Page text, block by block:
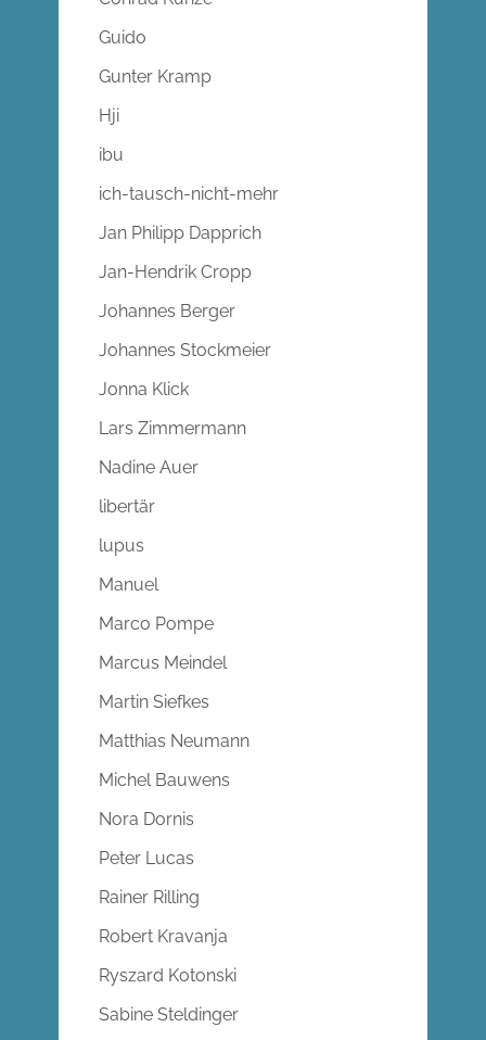
Guido
Gunter Kramp
Hji
ibu
ich-tausch-nicht-mehr
Jan Philipp Dapprich
Jan-Hendrik Cropp
Johannes Berger
Johannes Stockmeier
Jonna Klick
Lars Zimmermann
Nadine Auer
libertär
lupus
Manuel
Marco Pompe
Marcus Meindel
Martin Siefkes
Matthias Neumann
Michel Bauwens
Nora Dornis
Peter Lucas
Rainer Rilling
Robert Kravanja
Ryszard Kotonski
Sabine Steldinger